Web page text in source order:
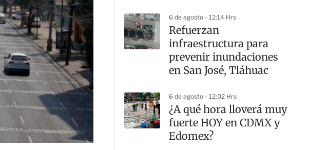
r
6 de agosto - 12:14 Hrs
Refuerzan
infraestructura para
prevenir inundaciones
en San José, Tláhuac
6 de agosto - 12:02 Hrs
¿A qué hora lloverá muy
fuerte HOY en CDMX y
Edomex?